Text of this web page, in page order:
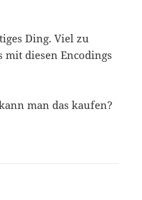
Ding. Viel zu
mit diesen Encodings
man das kaufen?